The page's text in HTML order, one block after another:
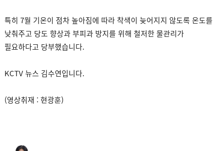
특히 7월 기온이 점차 높아짐에 따라 착색이 늦어지지 않도록 온도를
낮춰주고 당도 향상과 부피과 방지를 위해 철저한 물관리가
필요하다고 당부했습니다.
KCTV 뉴스 김수연입니다.
(영상취재 : 현광훈)